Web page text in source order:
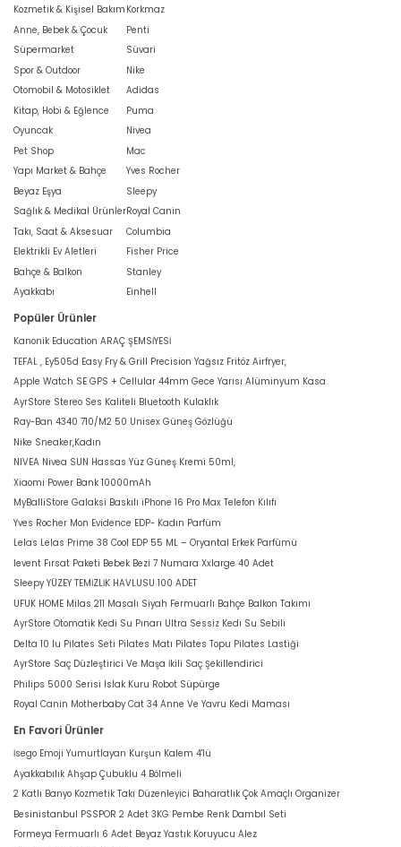
Kozmetik & Kişisel Bakım
Anne, Bebek & Çocuk
Süpermarket
Spor & Outdoor
Otomobil & Motosiklet
Kitap, Hobi & Eğlence
Oyuncak
Pet Shop
Yapı Market & Bahçe
Beyaz Eşya
Sağlık & Medikal Ürünler
Takı, Saat & Aksesuar
Elektrikli Ev Aletleri
Bahçe & Balkon
Ayakkabı
Korkmaz
Penti
Süvari
Nike
Adidas
Puma
Nivea
Mac
Yves Rocher
Sleepy
Royal Canin
Columbia
Fisher Price
Stanley
Einhell
Popüler Ürünler
Kanonik Education ARAÇ ŞEMSİYESİ
TEFAL , Ey505d Easy Fry & Grill Precision Yağsız Fritöz Airfryer,
Apple Watch SE GPS + Cellular 44mm Gece Yarısı Alüminyum Kasa
AyrStore Stereo Ses Kaliteli Bluetooth Kulaklık
Ray-Ban 4340 710/M2 50 Unisex Güneş Gözlüğü
Nike Sneaker,Kadın
NIVEA Nivea SUN Hassas Yüz Güneş Kremi 50ml,
Xiaomi Power Bank 10000mAh
MyBalliStore Galaksi Baskılı iPhone 16 Pro Max Telefon Kılıfı
Yves Rocher Mon Evidence EDP- Kadın Parfüm
Lelas Lelas Prime 38 Cool EDP 55 ML – Oryantal Erkek Parfümü
levent Fırsat Paketi Bebek Bezi 7 Numara Xxlarge 40 Adet
Sleepy YÜZEY TEMİZLİK HAVLUSU 100 ADET
UFUK HOME Milas 211 Masalı Siyah Fermuarlı Bahçe Balkon Takımı
AyrStore Otomatik Kedi Su Pınarı Ultra Sessiz Kedi Su Sebili
Delta 10 lu Pilates Seti Pilates Matı Pilates Topu Pilates Lastiği
AyrStore Saç Düzleştirici Ve Maşa İkili Saç Şekillendirici
Philips 5000 Serisi Islak Kuru Robot Süpürge
Royal Canin Motherbaby Cat 34 Anne Ve Yavru Kedi Maması
En Favori Ürünler
İsego Emoji Yumurtlayan Kurşun Kalem 4'lü
Ayakkabılık Ahşap Çubuklu 4 Bölmeli
2 Katlı Banyo Kozmetik Takı Düzenleyici Baharatlık Çok Amaçlı Organizer
Besinistanbul PSSPOR 2 Adet 3KG Pembe Renk Dambıl Seti
Formeya Fermuarlı 6 Adet Beyaz Yastık Koruyucu Alez